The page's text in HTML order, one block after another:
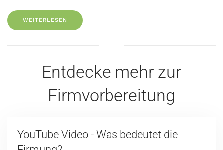
WEITERLESEN
Entdecke mehr zur
Firmvorbereitung
YouTube Video - Was bedeutet die